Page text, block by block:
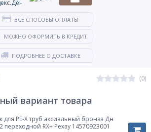
(0)
ВСЕ СПОСОБЫ ОПЛАТЫ
МОЖНО ОФОРМИТЬ В КРЕДИТ
ПОДРОБНЕЕ О ДОСТАВКЕ
вариант товара
для PE-X труб аксиальный бронза Дн
переходной RX+ Рехау 14570923001